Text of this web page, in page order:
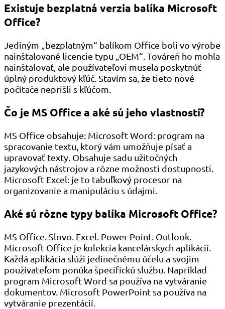
Existuje bezplatná verzia balíka Microsoft
Office?
Jediným „bezplatným“ balíkom Office boli vo výrobe
nainštalované licencie typu „OEM“. Továreň ho mohla
nainštalovať, ale používateľovi musela poskytnúť
úplný produktový kľúč. Stavím sa, že tieto nové
počítače neprišli s kľúčom.
Čo je MS Office a aké sú jeho vlastnosti?
MS Office obsahuje: Microsoft Word: program na
spracovanie textu, ktorý vám umožňuje písať a
upravovať texty. Obsahuje sadu užitočných
jazykových nástrojov a rôzne možnosti dostupnosti.
Microsoft Excel: je to tabuľkový procesor na
organizovanie a manipuláciu s údajmi.
Aké sú rôzne typy balíka Microsoft Office?
MS Office. Slovo. Excel. Power Point. Outlook.
Microsoft Office je kolekcia kancelárskych aplikácií.
Každá aplikácia slúži jedinečnému účelu a svojim
používateľom ponúka špecifickú službu. Napríklad
program Microsoft Word sa používa na vytváranie
dokumentov. Microsoft PowerPoint sa používa na
vytváranie prezentácií.